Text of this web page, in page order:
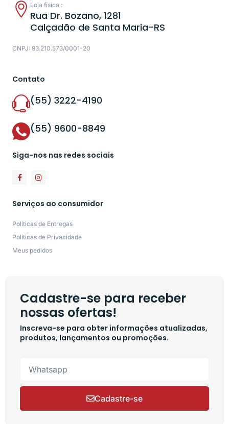
Loja física :
Rua Dr. Bozano, 1281
Calçadão de Santa Maria-RS
CNPJ: 93.210.573/0001-20
Contato
(55) 3222-4190
(55) 9600-8849
Siga-nos nas redes sociais
Serviços ao consumidor
Políticas de Entregas
Políticas de Privacidade
Meus pedidos
Cadastre-se para receber
nossas ofertas!
Inscreva-se para obter informações atualizadas,
produtos, lançamentos ou promoções.
Cadastre-se